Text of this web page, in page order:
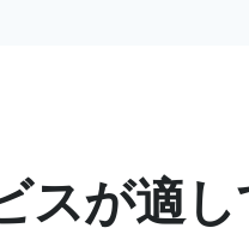
スが適